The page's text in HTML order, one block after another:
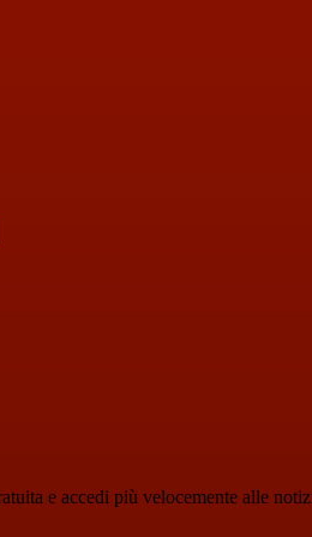
e accedi più velocemente alle